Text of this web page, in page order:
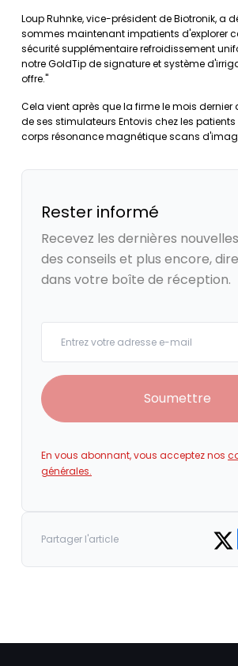
Loup Ruhnke, vice-président de Biotronik, a
sommes maintenant impatients d'explorer
sécurité supplémentaire refroidissement
notre GoldTip de signature et système
offre."
Cela vient après que la firme le mois dernier
de ses stimulateurs Entovis chez les
corps résonance magnétique scans
Rester informé
Recevez les dernières
des conseils et plus encore,
dans votre boîte de réception.
Soumettre
En vous abonnant, vous acceptez nos
générales.
Partager l'article